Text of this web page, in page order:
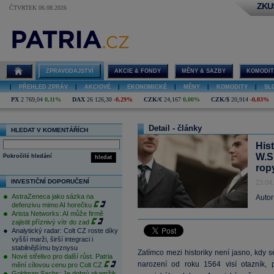
ČTVRTEK 06.08.2026
ZPRAVODAJSTVÍ AKCIE & FONDY MĚNY & SAZBY
PŘEHLED ZPRÁV AKCIOVÉ EKONOMICKÉ MĚNY KOMODITY
PX 2 769,04 0,11% DAX 26 126,30 -0,29% CZK/€ 24,167 0,00% CZK/$ 20,914 -0,03%
HLEDAT V KOMENTÁŘÍCH
hledat
Pokročilé hledání
INVESTIČNÍ DOPORUČENÍ
AstraZeneca jako sázka na
defenzivu mimo AI horečku
Arista Networks: AI může firmě
zajistit příznivý vítr do zad
Analytický radar: Colt CZ roste díky
vyšší marži, širší integraci i
stabilnějšímu byznysu
Nové střelivo pro další růst. Patria
mění cílovou cenu pro Colt CZ
Detail - články
Zatímco mezi historiky není jasno, kdy
narození od roku 1564 visí otazník,